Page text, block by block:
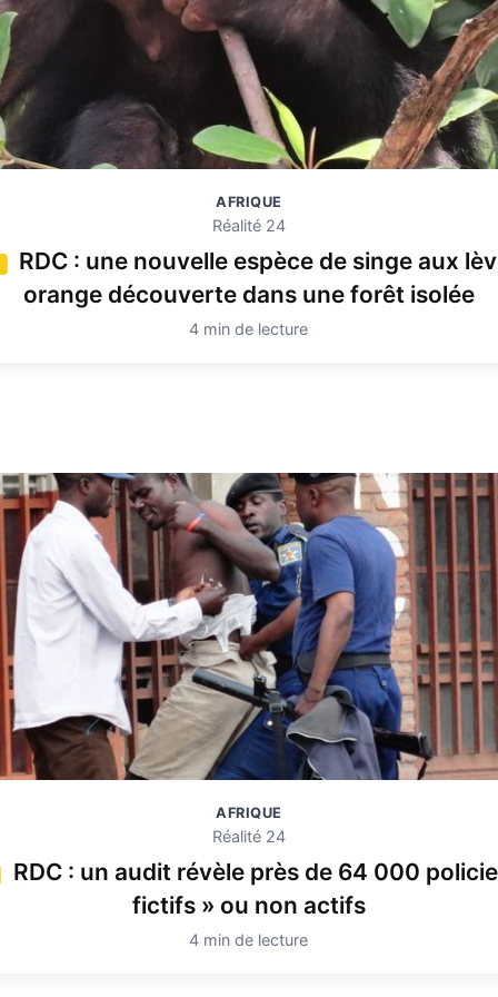
AFRIQUE
Réalité 24
RDC : une nouvelle espèce de singe aux
orange découverte dans une forêt isolée
4 min de lecture
AFRIQUE
Réalité 24
RDC : un audit révèle près de 64 000
fictifs » ou non actifs
4 min de lecture